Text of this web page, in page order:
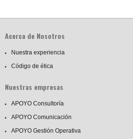
Acerca de Nosotros
Nuestra experiencia
Código de ética
Nuestras empresas
APOYO Consultoría
APOYO Comunicación
APOYO Gestión Operativa